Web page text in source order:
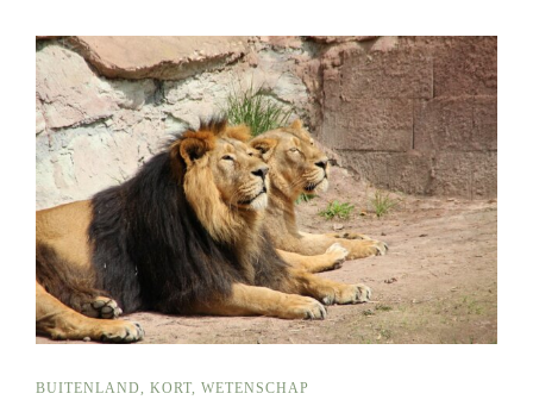
BUITENLAND KORT WETENSCHAP